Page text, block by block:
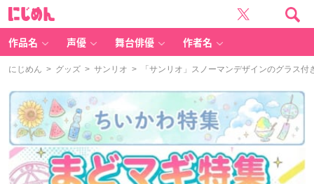
作品名 声優 舞台俳優 作者名
にじめん > グッズ > サンリオ > 「サンリオ」スノーマンデザインのグラス付